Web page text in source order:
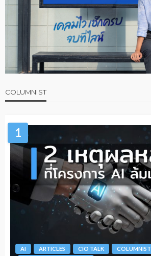
COLUMNIST
1
AI ARTICLES CIO TALK
COLUMNIST